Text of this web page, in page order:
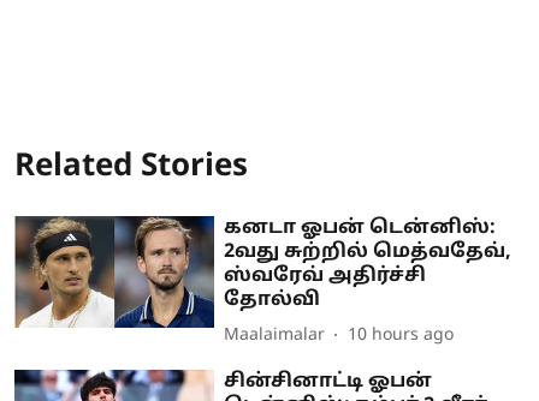
Related Stories
கனடா ஓபன் டென்னிஸ்:
2வது சுற்றில் மெத்வதேவ்,
ஸ்வரேவ் அதிர்ச்சி
தோல்வி
Maalaimalar 10 hours ago
சின்சினாட்டி ஓபன்